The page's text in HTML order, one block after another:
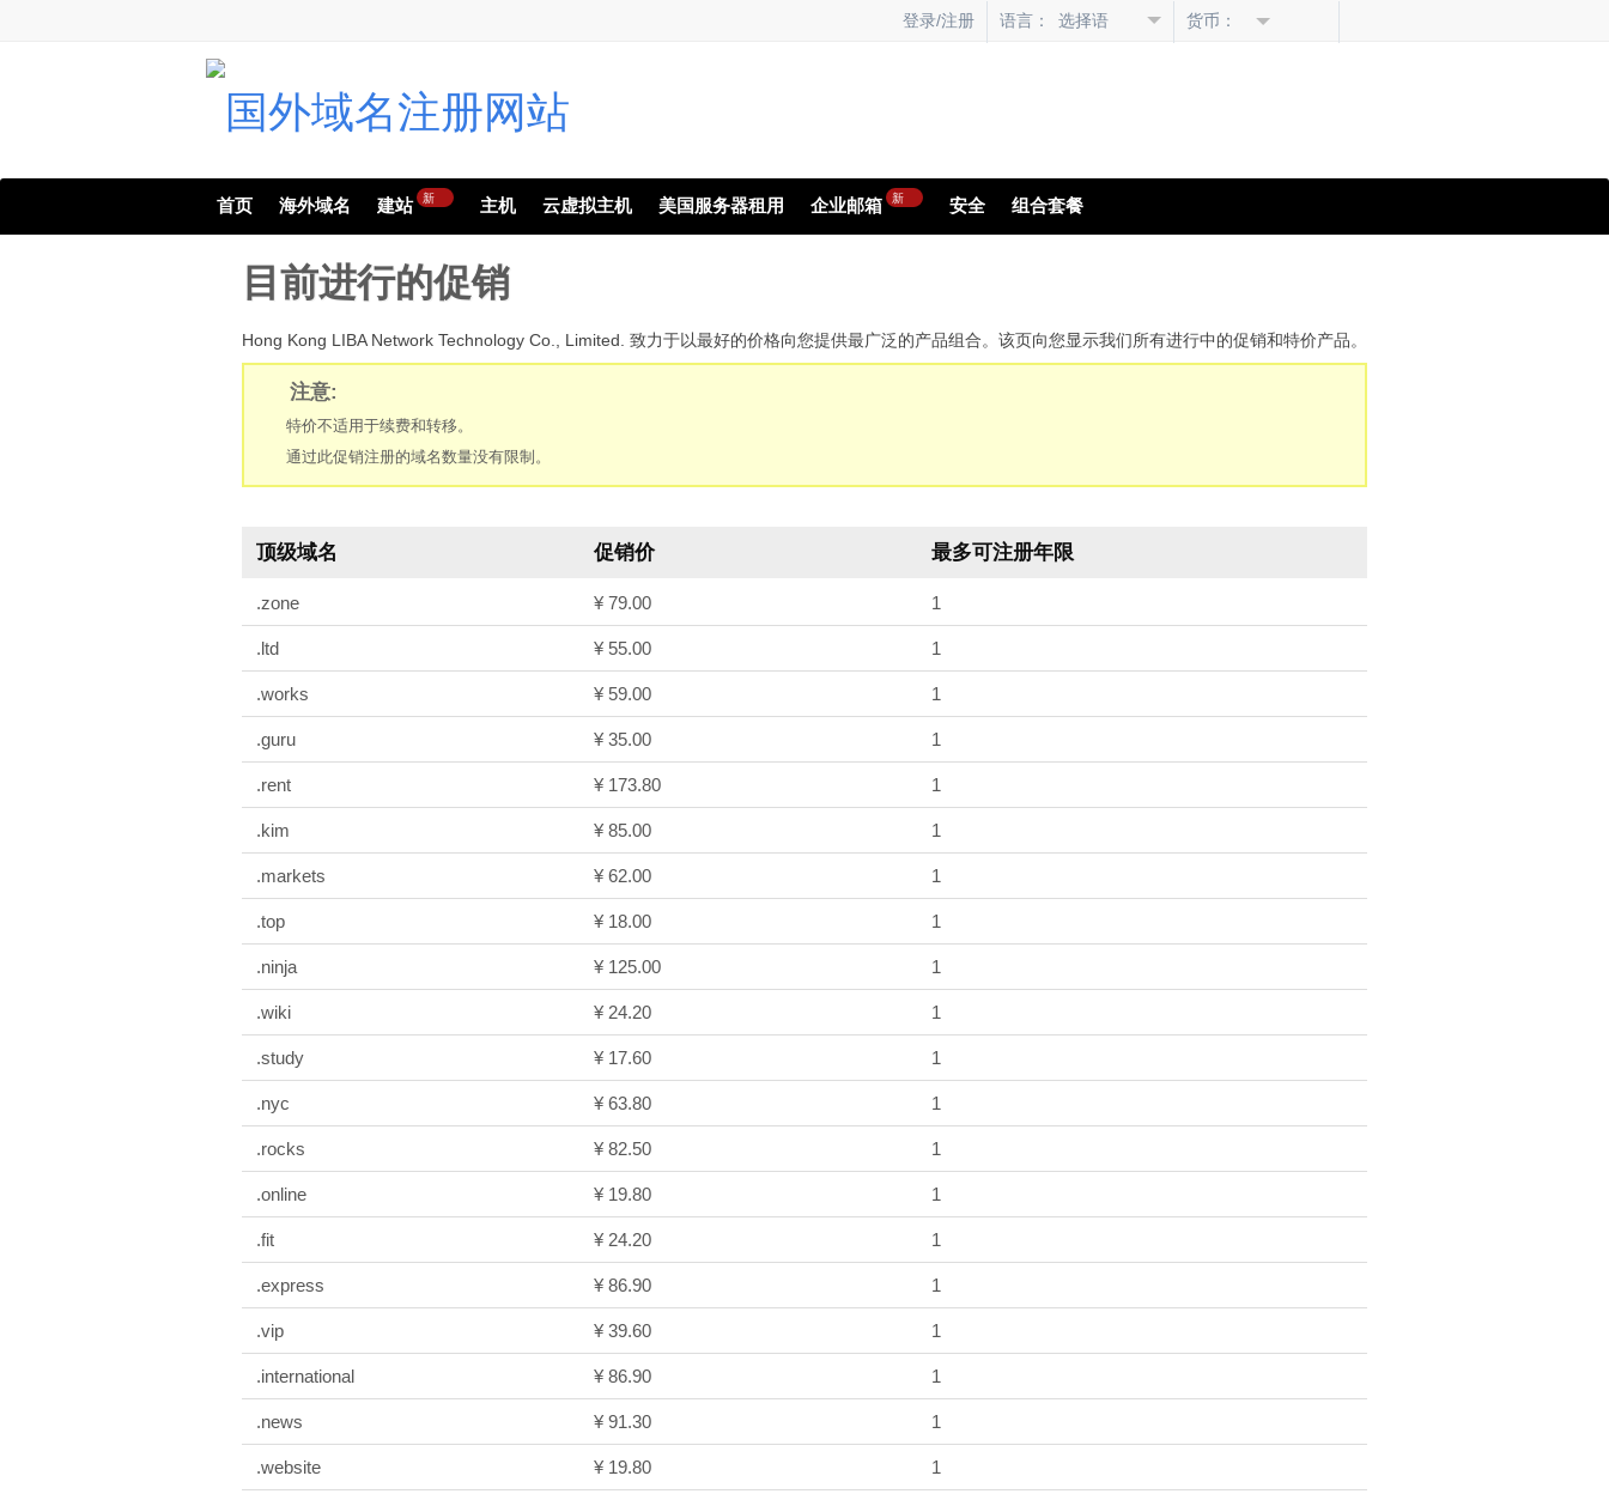
登录/注册 语言：
选择语
货币：
首页 海外域名 建站 新 主机 云虚拟主机 美国服务器租用 企业邮箱 新 安全 组合套餐
目前进行的促销
Hong Kong LIBA Network Technology Co., Limited. 致力于以最好的价格向您提供最广泛的产品组合。该页向您显示我们所有进行中的促销和特价产品。
注意:
特价不适用于续费和转移。
通过此促销注册的域名数量没有限制。
顶级域名 促销价 最多可注册年限
.zone ¥ 79.00 1
.ltd ¥ 55.00 1
.works ¥ 59.00 1
.guru ¥ 35.00 1
.rent ¥ 173.80 1
.kim ¥ 85.00 1
.markets ¥ 62.00 1
.top ¥ 18.00 1
.ninja ¥ 125.00 1
.wiki ¥ 24.20 1
.study ¥ 17.60 1
.nyc ¥ 63.80 1
.rocks ¥ 82.50 1
.online ¥ 19.80 1
.fit ¥ 24.20 1
.express ¥ 86.90 1
.vip ¥ 39.60 1
.international ¥ 86.90 1
.news ¥ 91.30 1
.website ¥ 19.80 1